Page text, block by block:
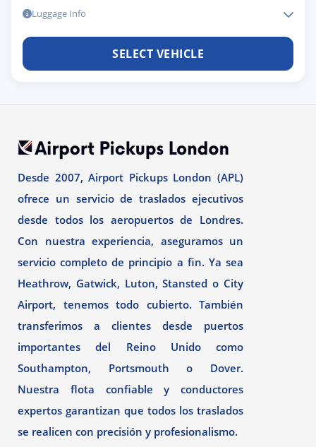
Luggage Info
SELECT VEHICLE
Desde 2007, Airport Pickups London (APL)
ofrece un servicio de traslados ejecutivos
desde todos los aeropuertos de Londres.
Con nuestra experiencia, aseguramos un
servicio completo de principio a fin. Ya sea
Heathrow, Gatwick, Luton, Stansted o City
Airport, tenemos todo cubierto. También
transferimos a clientes desde puertos
importantes del Reino Unido como
Southampton, Portsmouth o Dover.
Nuestra flota confiable y conductores
expertos garantizan que todos los traslados
se realicen con precisión y profesionalismo.